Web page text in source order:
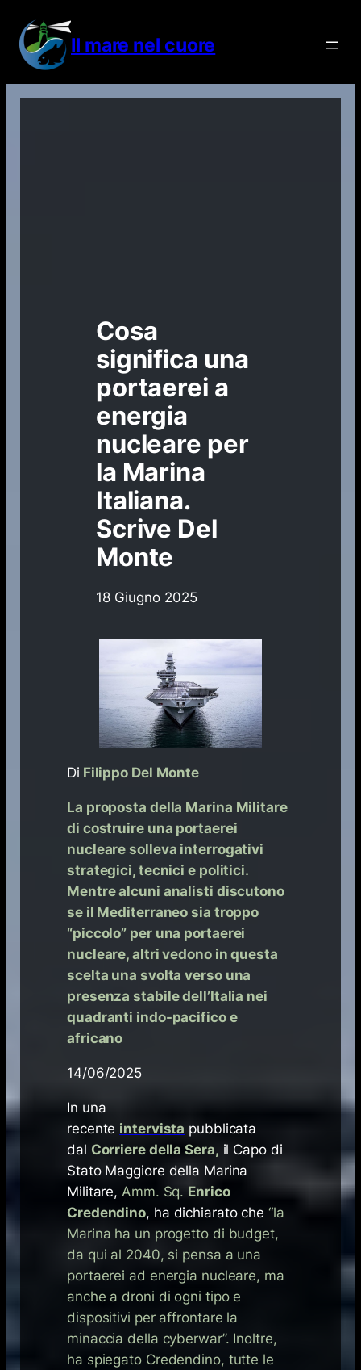
contenuto
Il mare nel cuore
Cosa
significa una
portaerei a
energia
nucleare per
la Marina
Italiana.
Scrive Del
Monte
18 Giugno 2025
Di Filippo Del Monte
La proposta della Marina Militare
di costruire una portaerei
nucleare solleva interrogativi
strategici, tecnici e politici.
Mentre alcuni analisti discutono
se il Mediterraneo sia troppo
“piccolo” per una portaerei
nucleare, altri vedono in questa
scelta una svolta verso una
presenza stabile dell’Italia nei
quadranti indo-pacifico e
africano
14/06/2025
In una
recente intervista pubblicata
dal Corriere della Sera, il Capo di
Stato Maggiore della Marina
Militare, Amm. Sq. Enrico
Credendino, ha dichiarato che“la
Marina ha un progetto di budget,
da qui al 2040, si pensa a una
portaerei ad energia nucleare, ma
anche a droni di ogni tipo e
dispositivi per affrontare la
minaccia della cyberwar”. Inoltre,
ha spiegato Credendino, tutte le